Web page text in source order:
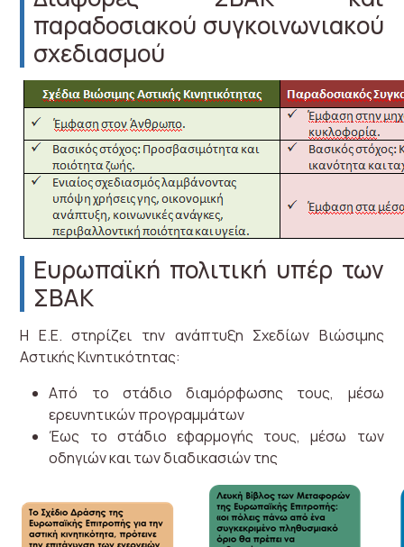
παραδοσιακού συγκοινωνιακού
σχεδιασμού
Ευρωπαϊκή πολιτική υπέρ των
ΣΒΑΚ
Η Ε.Ε. στηρίζει την ανάπτυξη Σχεδίων Βιώσιμης
Αστικής Κινητικότητας:
Από το στάδιο διαμόρφωσης τους, μέσω
ερευνητικών προγραμμάτων
Έως το στάδιο εφαρμογής τους, μέσω των
οδηγιών και των διαδικασιών της